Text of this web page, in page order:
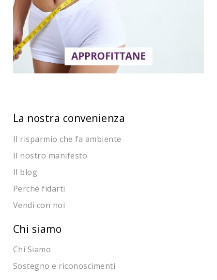
La nostra convenienza
Il risparmio che fa ambiente
Il nostro manifesto
Il blog
Perché fidarti
Vendi con noi
Chi siamo
Chi Siamo
Sostegno e riconoscimenti